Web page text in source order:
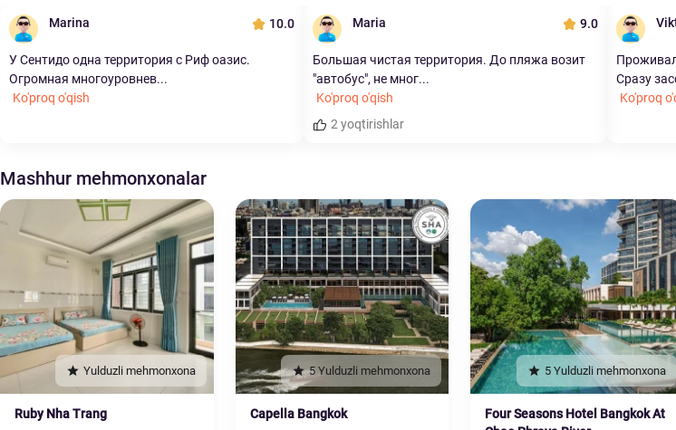
Marina 10.0
У Сентидо одна территория с Риф оазис.
Огромная многоуровнев...
Ko'proq o'qish
Maria 9.0
Большая чистая территория. До пляжа возит
"автобус", не мног...
Ko'proq o'qish
2 yoqtirishlar
Сразу
Ko'proq
Mashhur mehmonxonalar
Yulduzli mehmonxona
Ruby Nha Trang
5 Yulduzli mehmonxona
Capella Bangkok
5 Yulduzli mehmonxona
Four Seasons Hotel Bangkok At